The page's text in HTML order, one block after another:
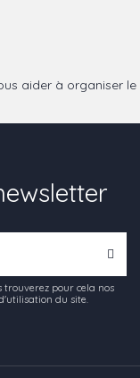
aider à organiser le
trouverez pour cela nos
du site.